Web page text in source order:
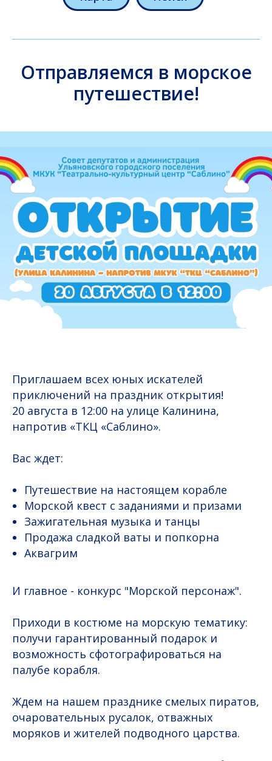
Отправляемся в морское
путешествие!
Приглашаем всех юных искателей
приключений на праздник открытия!
20 августа в 12:00 на улице Калинина,
напротив «ТКЦ «Саблино».
Вас ждет:
Путешествие на настоящем корабле
Морской квест с заданиями и призами
Зажигательная музыка и танцы
Продажа сладкой ваты и попкорна
Аквагрим
И главное - конкурс "Морской персонаж".
Приходи в костюме на морскую тематику:
получи гарантированный подарок и
возможность сфотографироваться на
палубе корабля.
Ждем на нашем празднике смелых пиратов,
очаровательных русалок, отважных
моряков и жителей подводного царства.